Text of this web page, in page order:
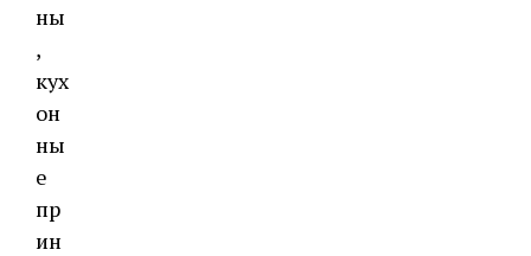
ны
,
кух
он
ны
е
пр
ин